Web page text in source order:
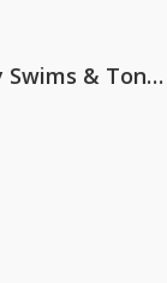
David Guetta, Teddy Swims & Tones And I